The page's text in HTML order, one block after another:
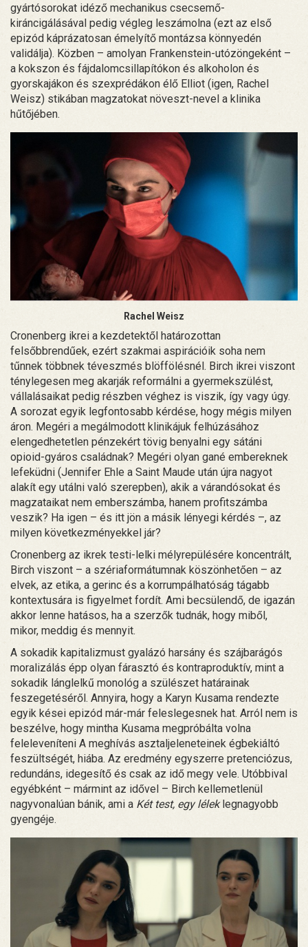
gyártósorokat idéző mechanikus csecsemő-
kiráncigálásával pedig végleg leszámolna (ezt az első
epizód káprázatosan émelyítő montázsa könnyedén
validálja). Közben – amolyan Frankenstein-utózöngeként –
a kokszon és fájdalomcsillapítókon és alkoholon és
gyorskajákon és szexprédákon élő Elliot (igen, Rachel
Weisz) stikában magzatokat növeszt-nevel a klinika
hűtőjében.
Rachel Weisz
Cronenberg ikrei a kezdetektől határozottan
felsőbbrendűek, ezért szakmai aspirációik soha nem
tűnnek többnek téveszmés blöffölésnél. Birch ikrei viszont
ténylegesen meg akarják reformálni a gyermekszülést,
vállalásaikat pedig részben véghez is viszik, így vagy úgy.
A sorozat egyik legfontosabb kérdése, hogy mégis milyen
áron. Megéri a megálmodott klinikájuk felhúzásához
elengedhetetlen pénzekért tövig benyalni egy sátáni
opioid-gyáros családnak? Megéri olyan gané embereknek
lefeküdni (Jennifer Ehle a Saint Maude után újra nagyot
alakít egy utálni való szerepben), akik a várandósokat és
magzataikat nem emberszámba, hanem profitszámba
veszik? Ha igen – és itt jön a másik lényegi kérdés –, az
milyen következményekkel jár?
Cronenberg az ikrek testi-lelki mélyrepülésére koncentrált,
Birch viszont – a szériaformátumnak köszönhetően – az
elvek, az etika, a gerinc és a korrumpálhatóság tágabb
kontextusára is figyelmet fordít. Ami becsülendő, de igazán
akkor lenne hatásos, ha a szerzők tudnák, hogy miből,
mikor, meddig és mennyit.
A sokadik kapitalizmust gyalázó harsány és szájbarágós
moralizálás épp olyan fárasztó és kontraproduktív, mint a
sokadik lánglelkű monológ a szülészet határainak
feszegetéséről. Annyira, hogy a Karyn Kusama rendezte
egyik kései epizód már-már feleslegesnek hat. Arról nem is
beszélve, hogy mintha Kusama megpróbálta volna
feleleveníteni A meghívás asztaljeleneteinek égbekiáltó
feszültségét, hiába. Az eredmény egyszerre pretenciózus,
redundáns, idegesítő és csak az idő megy vele. Utóbbival
egyébként – mármint az idővel – Birch kellemetlenül
nagyvonalúan bánik, ami a Két test, egy léleklegnagyobb
gyengéje.